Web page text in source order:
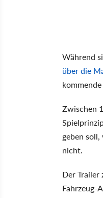
Während
über die
Zwischen
geben
nicht.
Der
Fahrzeug-